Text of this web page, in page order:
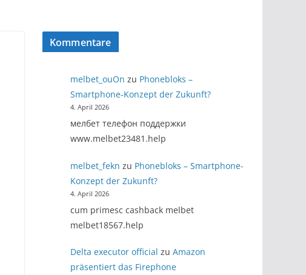
Kommentare
melbet_ouOn zu Phonebloks –
Smartphone-Konzept der Zukunft?
4. April 2026
мелбет телефон поддержки
www.melbet23481.help
melbet_fekn zu Phonebloks – Smartphone-
Konzept der Zukunft?
4. April 2026
cum primesc cashback melbet
melbet18567.help
Delta executor official zu Amazon
präsentiert das Firephone